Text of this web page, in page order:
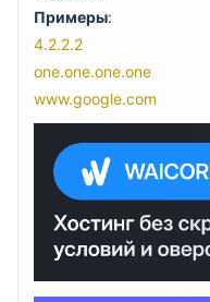
Примеры:
4.2.2.2
one.one.one.one
www.google.com